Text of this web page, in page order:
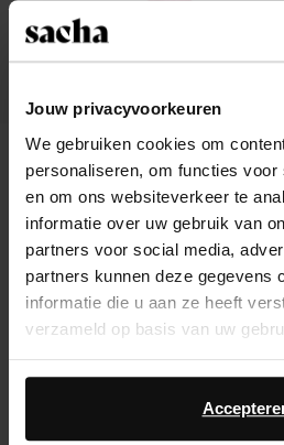
Jouw privacyvoorkeuren
We gebruiken cookies om
personaliseren, om functies voor
en om ons websiteverkeer te
informatie over uw gebruik van
partners voor social media,
partners kunnen deze gegevens
informatie die u aan ze heeft
verzameld op basis van uw
Daarnaast werken wij samen
advertentie- en meetdoeleinden.
hoe Google uw
Roze slippers met strik
84.00
25.20
Over Sacha
Klantenservice
Verzending & levering